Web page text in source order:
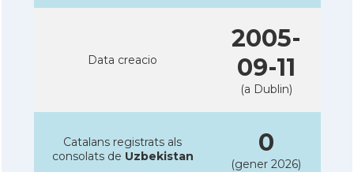
Data creacio
2005-
09-11
(a Dublin)
Catalans registrats als
consolats de Uzbekistan 0
(gener 2026)